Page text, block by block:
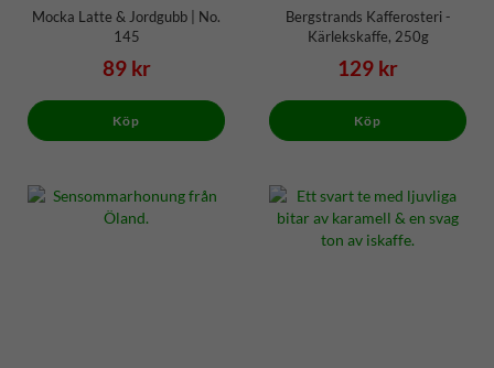
Mocka Latte & Jordgubb | No.
145
89 kr
Köp
Bergstrands Kafferosteri -
Kärlekskaffe, 250g
129 kr
Köp